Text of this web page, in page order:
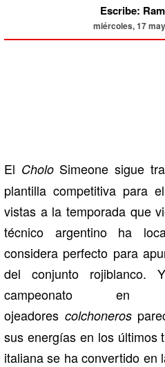
Escribe:
miércoles, 17
El Cholo Simeone sigue
plantilla competitiva para
vistas a la temporada que
técnico argentino ha
considera perfecto para
del conjunto
campeonato
ojeadores colchoneros
sus energías en los últimos
italiana se ha convertido en